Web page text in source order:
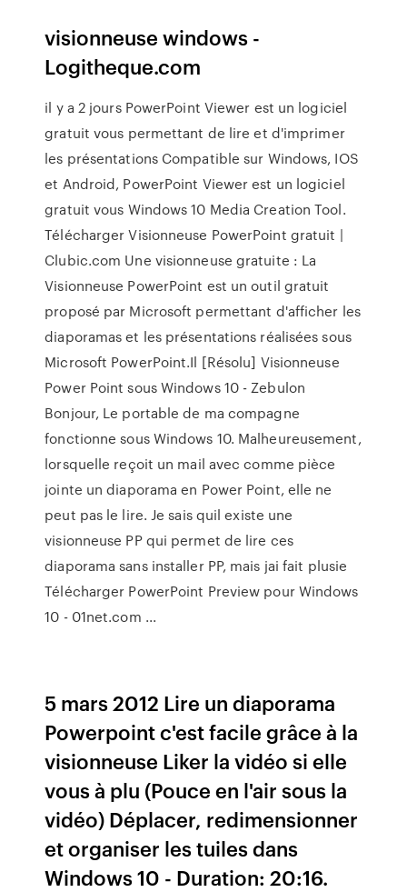
visionneuse windows -
Logitheque.com
il y a 2 jours PowerPoint Viewer est un logiciel
gratuit vous permettant de lire et d'imprimer
les présentations Compatible sur Windows, IOS
et Android, PowerPoint Viewer est un logiciel
gratuit vous Windows 10 Media Creation Tool.
Télécharger Visionneuse PowerPoint gratuit |
Clubic.com Une visionneuse gratuite : La
Visionneuse PowerPoint est un outil gratuit
proposé par Microsoft permettant d'afficher les
diaporamas et les présentations réalisées sous
Microsoft PowerPoint.Il [Résolu] Visionneuse
Power Point sous Windows 10 - Zebulon
Bonjour, Le portable de ma compagne
fonctionne sous Windows 10. Malheureusement,
lorsquelle reçoit un mail avec comme pièce
jointe un diaporama en Power Point, elle ne
peut pas le lire. Je sais quil existe une
visionneuse PP qui permet de lire ces
diaporama sans installer PP, mais jai fait plusie
Télécharger PowerPoint Preview pour Windows
10 - 01net.com ...
5 mars 2012 Lire un diaporama
Powerpoint c'est facile grâce à la
visionneuse Liker la vidéo si elle
vous à plu (Pouce en l'air sous la
vidéo) Déplacer, redimensionner
et organiser les tuiles dans
Windows 10 - Duration: 20:16.